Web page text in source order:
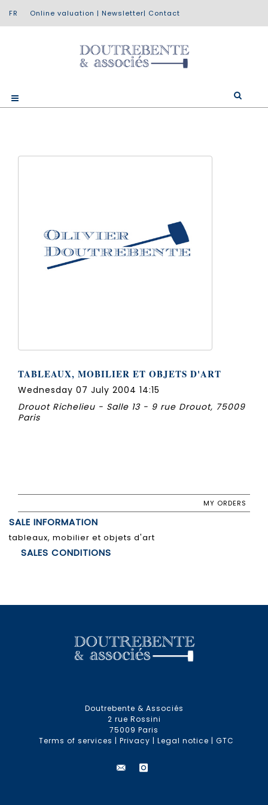
Online valuation | Newsletter| Contact
TABLEAUX, MOBILIER ET OBJETS D'ART
Wednesday 07 July 2004 14:15
Drouot Richelieu - Salle 13 - 9 rue Drouot, 75009
Paris
MY ORDERS
SALE INFORMATION
tableaux, mobilier et objets d'art
SALES CONDITIONS
Doutrebente & Associés
2 rue Rossini
75009 Paris
Terms of services | Privacy | Legal notice | GTC